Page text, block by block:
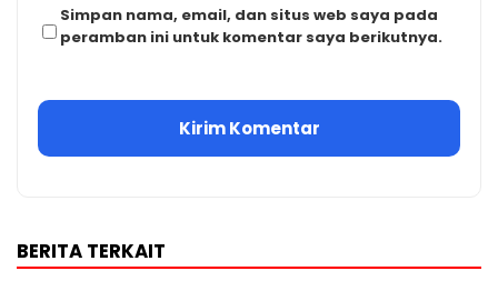
Simpan nama, email, dan situs web saya pada
peramban ini untuk komentar saya berikutnya.
BERITA TERKAIT